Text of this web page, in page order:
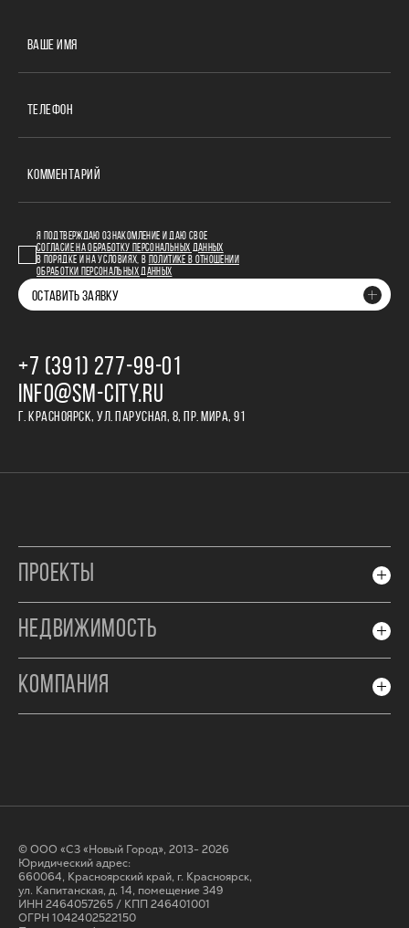
ВАШЕ ИМЯ
ТЕЛЕФОН
КОММЕНТАРИЙ
Я ПОДТВЕРЖДАЮ ОЗНАКОМЛЕНИЕ И ДАЮ СВОЕ
СОГЛАСИЕ НА ОБРАБОТКУ ПЕРСОНАЛЬНЫХ ДАННЫХ
В ПОРЯДКЕ И НА УСЛОВИЯХ, В
ПОЛИТИКЕ В ОТНОШЕНИИ
ОБРАБОТКИ ПЕРСОНАЛЬНЫХ ДАННЫХ
ОСТАВИТЬ ЗАЯВКУ
+7 (391) 277‒99‒01
INFO@SM-CITY.RU
Г. КРАСНОЯРСК, УЛ. ПАРУСНАЯ, 8, ПР. МИРА, 91
ПРОЕКТЫ
НЕДВИЖИМОСТЬ
КОМПАНИЯ
© ООО «СЗ «Новый Город», 2013- 2026
Юридический адрес:
660064, Красноярский край, г. Красноярск,
ул. Капитанская, д. 14, помещение 349
ИНН 2464057265 / КПП 246401001
ОГРН 1042402522150